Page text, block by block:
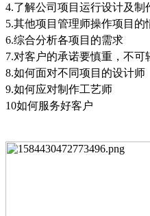
4.了解公司项目运行设计及制
5.其他项目管理师操作项目的
6.综合分析各项目的需求
7.对客户的承诺要慎重，不可
8.如何面对不同项目的设计师
9.如何应对制作工艺师
10如何服务好客户